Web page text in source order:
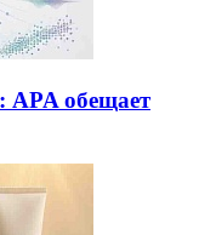
APA обещает